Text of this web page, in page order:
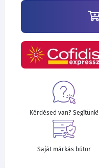
Kérdésed van? Segítünk!
Saját márkás bútor